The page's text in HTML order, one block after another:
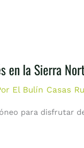
en la Sierra
El Bulín Casas
para disfrutar